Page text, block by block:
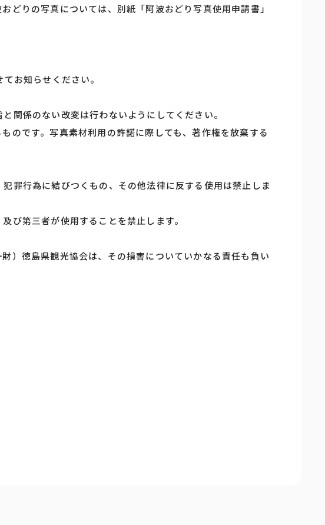
どりの写真については、別紙「阿波おどり写真使用申請書」
お知らせください。
関係のない改変は行わないようにしてください。
のです。写真素材利用の許諾に際しても、著作権を放棄する
罪行為に結びつくもの、その他法律に反する使用は禁止しま
び第三者が使用することを禁止します。
）徳島県観光協会は、その損害についていかなる責任も負い